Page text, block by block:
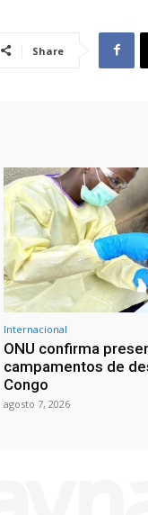
Share
Internacional
ONU confirma
campamentos de
Congo
agosto 7, 2026